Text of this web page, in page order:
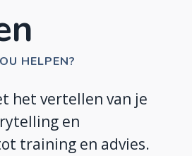
HELPEN?
het vertellen van je
en
training en advies.